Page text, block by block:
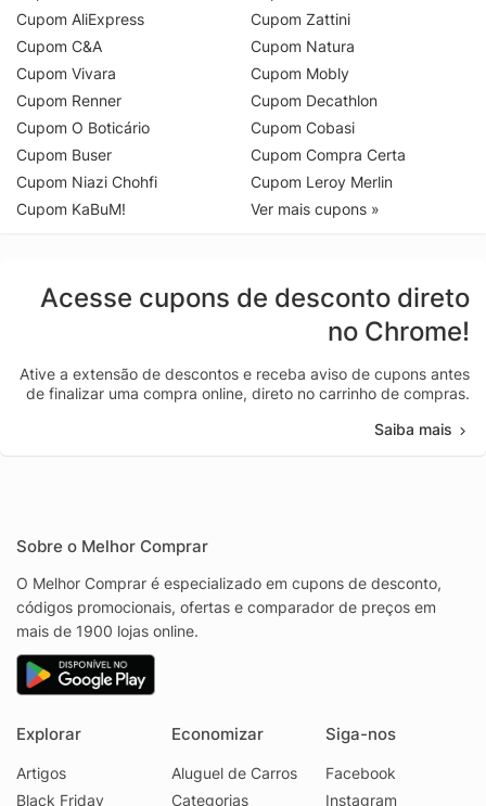
Cupom AliExpress
Cupom C&A
Cupom Vivara
Cupom Renner
Cupom O Boticário
Cupom Buser
Cupom Niazi Chohfi
Cupom KaBuM!
Cupom Zattini
Cupom Natura
Cupom Mobly
Cupom Decathlon
Cupom Cobasi
Cupom Compra Certa
Cupom Leroy Merlin
Ver mais cupons »
Acesse cupons de desconto direto
no Chrome!
Ative a extensão de descontos e receba aviso de cupons antes
de finalizar uma compra online, direto no carrinho de compras.
Saiba mais
Sobre o Melhor Comprar
O Melhor Comprar é especializado em cupons de desconto,
códigos promocionais, ofertas e comparador de preços em
mais de 1900 lojas online.
Explorar
Artigos
Black Friday
Economizar
Aluguel de Carros
Categorias
Siga-nos
Facebook
Instagram